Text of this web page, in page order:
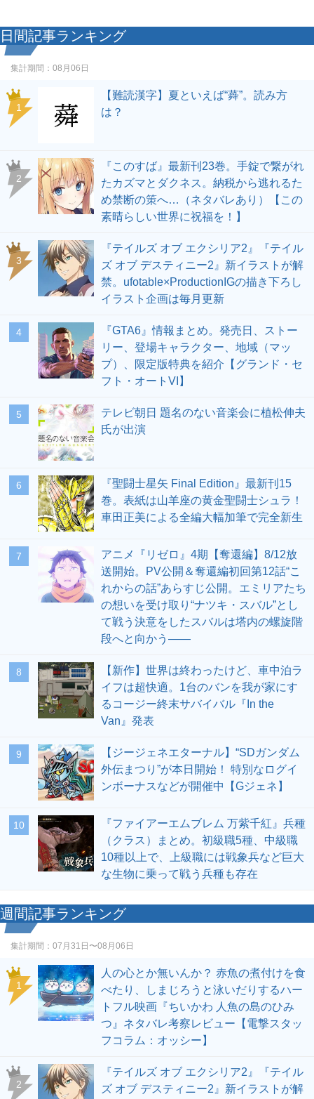
日間記事ランキング
集計期間： 08月06日
1
【難読漢字】夏といえば“蕣”。読み方
は？
2
『このすば』最新刊23巻。手錠で繋がれ
たカズマとダクネス。納税から逃れるた
め禁断の策へ…（ネタバレあり）【この
素晴らしい世界に祝福を！】
3
『テイルズ オブ エクシリア2』『テイル
ズ オブ デスティニー2』新イラストが解
禁。ufotable×ProductionIGの描き下ろし
イラスト企画は毎月更新
4
『GTA6』情報まとめ。発売日、ストー
リー、登場キャラクター、地域（マッ
プ）、限定版特典を紹介【グランド・セ
フト・オートVI】
5
テレビ朝日 題名のない音楽会に植松伸夫
氏が出演
6
『聖闘士星矢 Final Edition』最新刊15
巻。表紙は山羊座の黄金聖闘士シュラ！
車田正美による全編大幅加筆で完全新生
7
アニメ『リゼロ』4期【奪還編】8/12放
送開始。PV公開＆奪還編初回第12話“こ
れからの話”あらすじ公開。エミリアたち
の想いを受け取り“ナツキ・スバル”とし
て戦う決意をしたスバルは塔内の螺旋階
段へと向かう――
8
【新作】世界は終わったけど、車中泊ラ
イフは超快適。1台のバンを我が家にす
るコージー終末サバイバル『In the
Van』発表
9
【ジージェネエターナル】“SDガンダム
外伝まつり”が本日開始！ 特別なログイ
ンボーナスなどが開催中【Gジェネ】
10
『ファイアーエムブレム 万紫千紅』兵種
（クラス）まとめ。初級職5種、中級職
10種以上で、上級職には戦象兵など巨大
な生物に乗って戦う兵種も存在
週間記事ランキング
集計期間： 07月31日〜08月06日
1
人の心とか無いんか？ 赤魚の煮付けを食
べたり、しまじろうと泳いだりするハー
トフル映画『ちいかわ 人魚の島のひみ
つ』ネタバレ考察レビュー【電撃スタッ
フコラム：オッシー】
2
『テイルズ オブ エクシリア2』『テイル
ズ オブ デスティニー2』新イラストが解